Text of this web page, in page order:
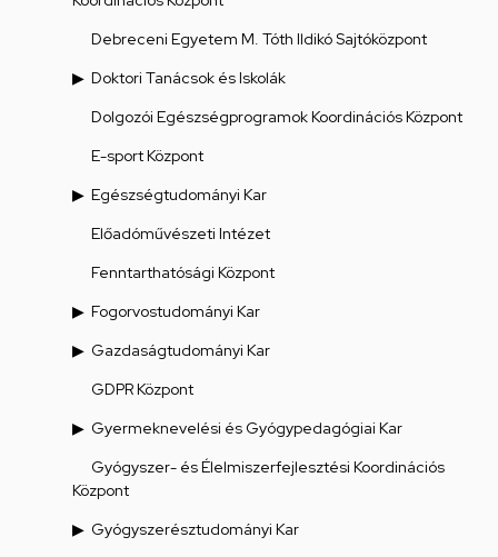
Debreceni Egyetem M. Tóth Ildikó Sajtóközpont
Doktori Tanácsok és Iskolák
Dolgozói Egészségprogramok Koordinációs Központ
E-sport Központ
Egészségtudományi Kar
Előadóművészeti Intézet
Fenntarthatósági Központ
Fogorvostudományi Kar
Gazdaságtudományi Kar
GDPR Központ
Gyermeknevelési és Gyógypedagógiai Kar
Gyógyszer- és Élelmiszerfejlesztési Koordinációs
Központ
Gyógyszerésztudományi Kar